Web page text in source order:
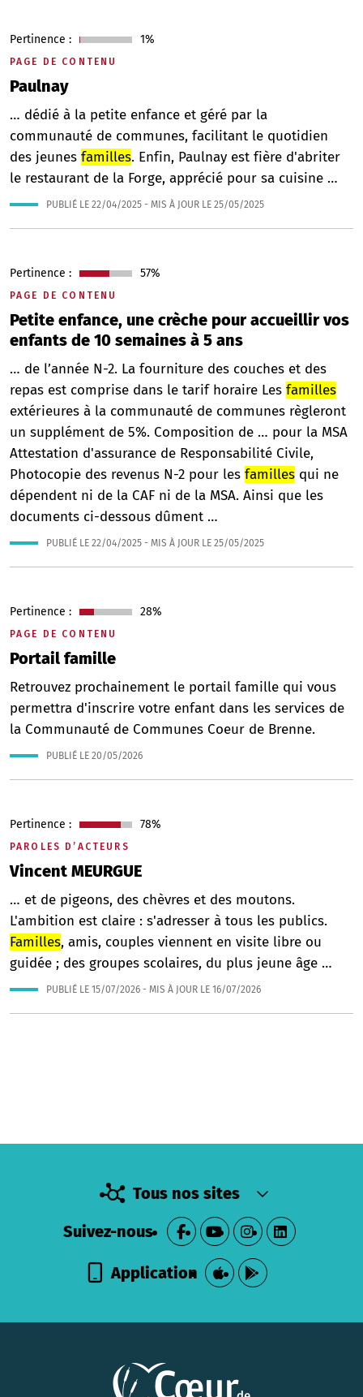
PAGE DE CONTENU
Paulnay
Pertinence : 1%
… dédié à la petite enfance et géré par la
communauté de communes, facilitant le quotidien
des jeunes familles. Enfin, Paulnay est fière d'abriter
le restaurant de la Forge, apprécié pour sa cuisine …
PUBLIÉ LE 22/04/2025 - MIS À JOUR LE 25/05/2025
PAGE DE CONTENU
Petite enfance, une crèche pour accueillir vos
enfants de 10 semaines à 5 ans
Pertinence : 57%
… de l’année N-2. La fourniture des couches et des
repas est comprise dans le tarif horaire Les familles
extérieures à la communauté de communes règleront
un supplément de 5%. Composition de … pour la MSA
Attestation d'assurance de Responsabilité Civile,
Photocopie des revenus N-2 pour les familles qui ne
dépendent ni de la CAF ni de la MSA. Ainsi que les
documents ci-dessous dûment …
PUBLIÉ LE 22/04/2025 - MIS À JOUR LE 25/05/2025
PAGE DE CONTENU
Portail famille
Pertinence : 28%
Retrouvez prochainement le portail famille qui vous
permettra d'inscrire votre enfant dans les services de
la Communauté de Communes Coeur de Brenne.
PUBLIÉ LE 20/05/2026
PAROLES D’ACTEURS
Vincent MEURGUE
Pertinence : 78%
… et de pigeons, des chèvres et des moutons.
L'ambition est claire : s'adresser à tous les publics.
Familles, amis, couples viennent en visite libre ou
guidée ; des groupes scolaires, du plus jeune âge …
PUBLIÉ LE 15/07/2026 - MIS À JOUR LE 16/07/2026
Tous nos sites
Suivez-nous
Application